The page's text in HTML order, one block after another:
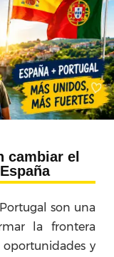
cambiar el
son una
la frontera
y